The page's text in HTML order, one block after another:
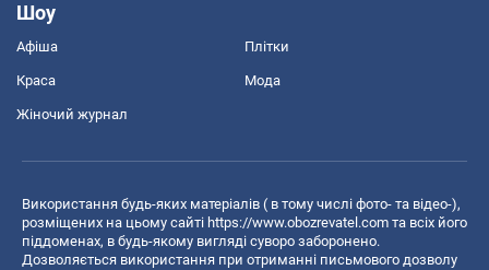
Шоу
Афіша Плітки
Краса Мода
Жіночий журнал
Використання будь-яких матеріалів ( в тому числі фото- та відео-),
розміщених на цьому сайті https://www.obozrevatel.com та всіх його
піддоменах, в будь-якому вигляді суворо заборонено.
Дозволяється використання при отриманні письмового дозволу